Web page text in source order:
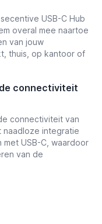
USB-C Hub
overal mee naartoe
van jouw
thuis, op kantoor of
connectiviteit
connectiviteit van
naadloze integratie
USB-C, waardoor
van de